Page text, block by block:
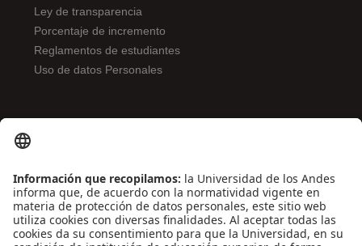
Ley de transparencia
Porcentaje de incremento
Reglamentos de estudiantes
Uso de datos Personales
Contáctenos
Biblioguías
Preguntas frecuentes
Capacitación